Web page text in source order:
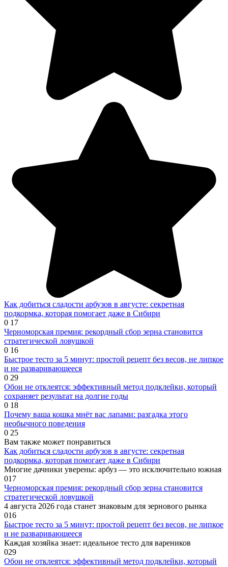
Как добиться сладости арбузов в августе: секретная
подкормка, которая помогает даже в Сибири
0 17
Черноморская премия: рекордный сбор зерна становится
стратегической ловушкой
0 16
Быстрое тесто за 5 минут: простой рецепт без весов, не липкое
и не разваривающееся
0 29
Обои не отклеятся: эффективный метод подклейки, который
сохраняет результат на долгие годы
0 18
Почему ваша кошка мнёт вас лапами: разгадка этого
необычного поведения
0 25
Вам также может понравиться
Как добиться сладости арбузов в августе: секретная
подкормка, которая помогает даже в Сибири
Многие дачники уверены: арбуз — это исключительно южная
017
Черноморская премия: рекордный сбор зерна становится
стратегической ловушкой
4 августа 2026 года станет знаковым для зернового рынка
016
Быстрое тесто за 5 минут: простой рецепт без весов, не липкое
и не разваривающееся
Каждая хозяйка знает: идеальное тесто для вареников
029
Обои не отклеятся: эффективный метод подклейки, который